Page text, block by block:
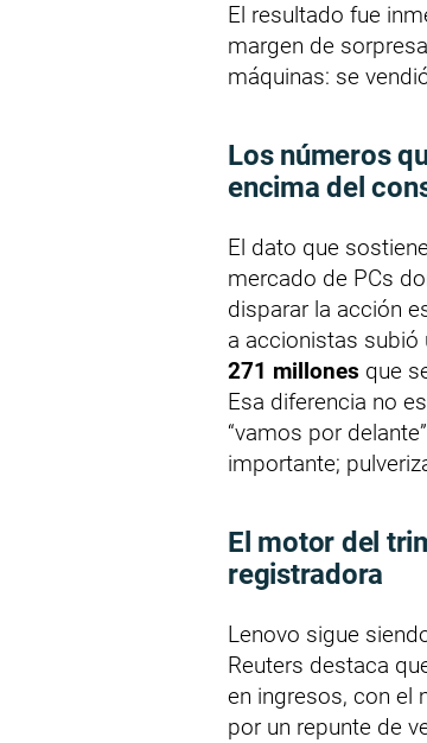
El resultado fue
margen de
máquinas: se
Los números
encima del
El dato que
mercado de PCs
disparar la acción
a accionistas subió
271 millones que
Esa diferencia no
“vamos por
importante;
El motor del
registradora
Lenovo sigue
Reuters destaca
en ingresos, con el
por un repunte de